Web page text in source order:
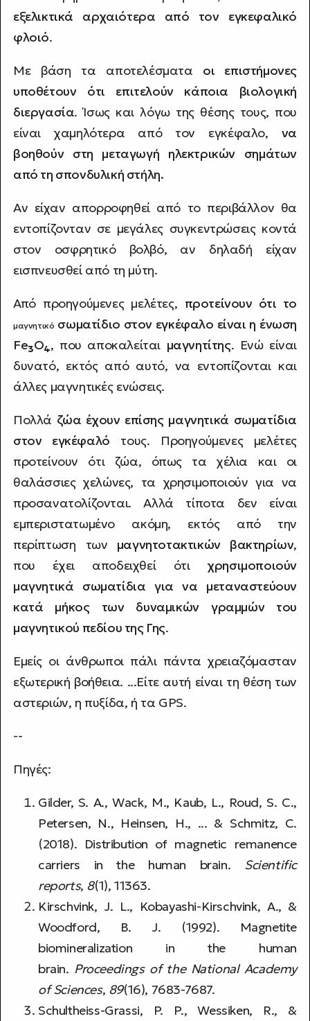
εξελικτικά αρχαιότερα από τον εγκεφαλικό
φλοιό.
Με βάση τα αποτελέσματα οι επιστήμονες
υποθέτουν ότι επιτελούν κάποια βιολογική
διεργασία. Ίσως και λόγω της θέσης τους, που
είναι χαμηλότερα από τον εγκέφαλο, να
βοηθούν στη μεταγωγή ηλεκτρικών σημάτων
από τη σπονδυλική στήλη.
Αν είχαν απορροφηθεί από το περιβάλλον θα
εντοπίζονταν σε μεγάλες συγκεντρώσεις κοντά
στον οσφρητικό βολβό, αν δηλαδή είχαν
εισπνευσθεί από τη μύτη.
Από προηγούμενες μελέτες, προτείνουν ότι το
μαγνητικό σωματίδιο στον εγκέφαλο είναι η ένωση
Fe3O4, που αποκαλείται μαγνητίτης. Ενώ είναι
δυνατό, εκτός από αυτό, να εντοπίζονται και
άλλες μαγνητικές ενώσεις.
Πολλά ζώα έχουν επίσης μαγνητικά σωματίδια
στον εγκέφαλό τους. Προηγούμενες μελέτες
προτείνουν ότι ζώα, όπως τα χέλια και οι
θαλάσσιες χελώνες, τα χρησιμοποιούν για να
προσανατολίζονται. Αλλά τίποτα δεν είναι
εμπεριστατωμένο ακόμη, εκτός από την
περίπτωση των μαγνητοτακτικών βακτηρίων,
που έχει αποδειχθεί ότιχρησιμοποιούν
μαγνητικά σωματίδια για να μεταναστεύουν
κατά μήκος των δυναμικών γραμμών του
μαγνητικού πεδίου της Γης.
Εμείς οι άνθρωποι πάλι πάντα χρειαζόμασταν
εξωτερική βοήθεια. ...Είτε αυτή είναι τη θέση των
αστεριών, η πυξίδα, ή τα GPS.
--
Πηγές:
Gilder, S. A., Wack, M., Kaub, L., Roud, S. C.,
Petersen, N., Heinsen, H., ... & Schmitz, C.
(2018). Distribution of magnetic remanence
carriers in the human brain. Scientific
reports, 8(1), 11363.
Kirschvink, J. L., Kobayashi-Kirschvink, A., &
Woodford, B. J. (1992). Magnetite
biomineralization in the human
brain. Proceedings of the National Academy
of Sciences, 89(16), 7683-7687.
Schultheiss-Grassi, P. P., Wessiken, R., &